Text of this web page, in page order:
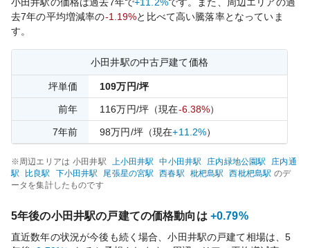
去7年の平均増減率の-1.19%と比べて高い騰落率となっていま
す。
小田井駅の中古戸建て価格
坪単価 109万円/坪
前年 116万円/坪 （現在-6.38%）
7年前 98万円/坪（現在+11.2%）
※周辺エリアは 小田井駅 上小田井駅 中小田井駅 庄内緑地公園駅
庄内通
駅
比良駅 下小田井駅 尾張星の宮駅 西春駅 枇杷島駅 西枇杷島駅 のデ
ータを集計したものです
5年後の小田井駅の戸建ての価格動向は +0.79%
直近数年の状況が今後も続く場合、小田井駅の戸建て相場は、5